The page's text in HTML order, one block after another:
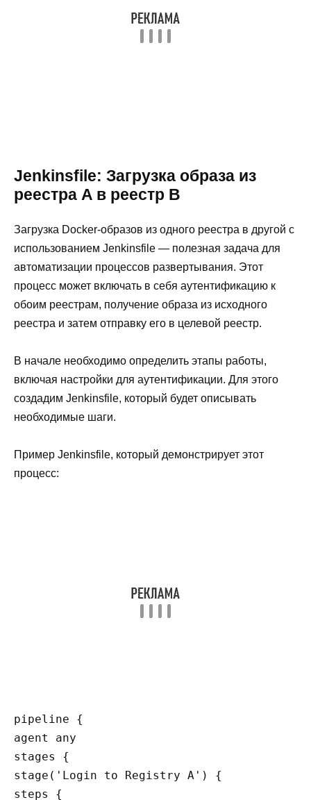
Jenkinsfile: Загрузка образа из
реестра A в реестр B
Загрузка Docker-образов из одного реестра в другой с
использованием Jenkinsfile — полезная задача для
автоматизации процессов развертывания. Этот
процесс может включать в себя аутентификацию к
обоим реестрам, получение образа из исходного
реестра и затем отправку его в целевой реестр.
В начале необходимо определить этапы работы,
включая настройки для аутентификации. Для этого
создадим Jenkinsfile, который будет описывать
необходимые шаги.
Пример Jenkinsfile, который демонстрирует этот
процесс:
pipeline {
agent any
stages {
stage('Login to Registry A') {
steps {